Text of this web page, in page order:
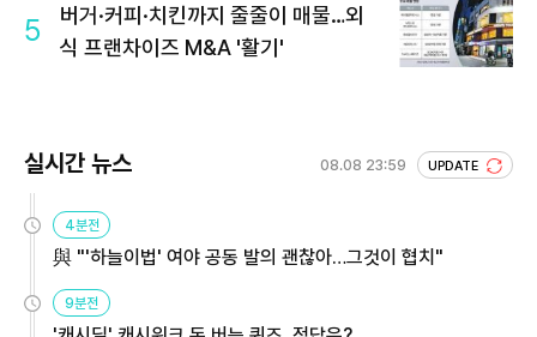
5
버거·커피·치킨까지 줄줄이 매물…외
식 프랜차이즈 M&A '활기'
실시간 뉴스 08.08 23:59 UPDATE
4분전
與 "'하늘이법' 여야 공동 발의 괜찮아…그것이 협치"
9분전